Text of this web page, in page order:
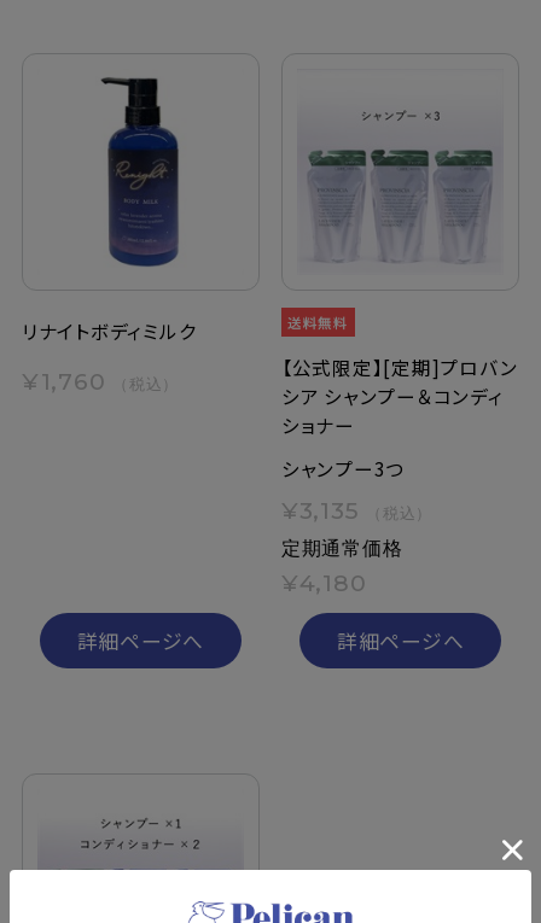
リナイトボディミルク
¥1,760 （税込）
詳細ページへ
【公式限定】[定期]プロバン
シア シャンプー＆コンディ
ショナー
シャンプー3つ
¥3,135 （税込）
定期通常価格
¥4,180
詳細ページへ